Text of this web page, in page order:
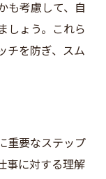
も考慮して、自
しょう。これら
チを防ぎ、スム
重要なステップ
事に対する理解